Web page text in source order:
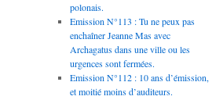
polonais.
Emission N°113 : Tu ne peux pas
enchaîner Jeanne Mas avec
Archagatus dans une ville ou les
urgences sont fermées.
Emission N°112 : 10 ans d’émission,
et moitié moins d’auditeurs.